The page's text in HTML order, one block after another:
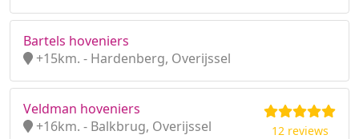
Bartels hoveniers
+15km. - Hardenberg, Overijssel
Veldman hoveniers
+16km. - Balkbrug, Overijssel
12 reviews